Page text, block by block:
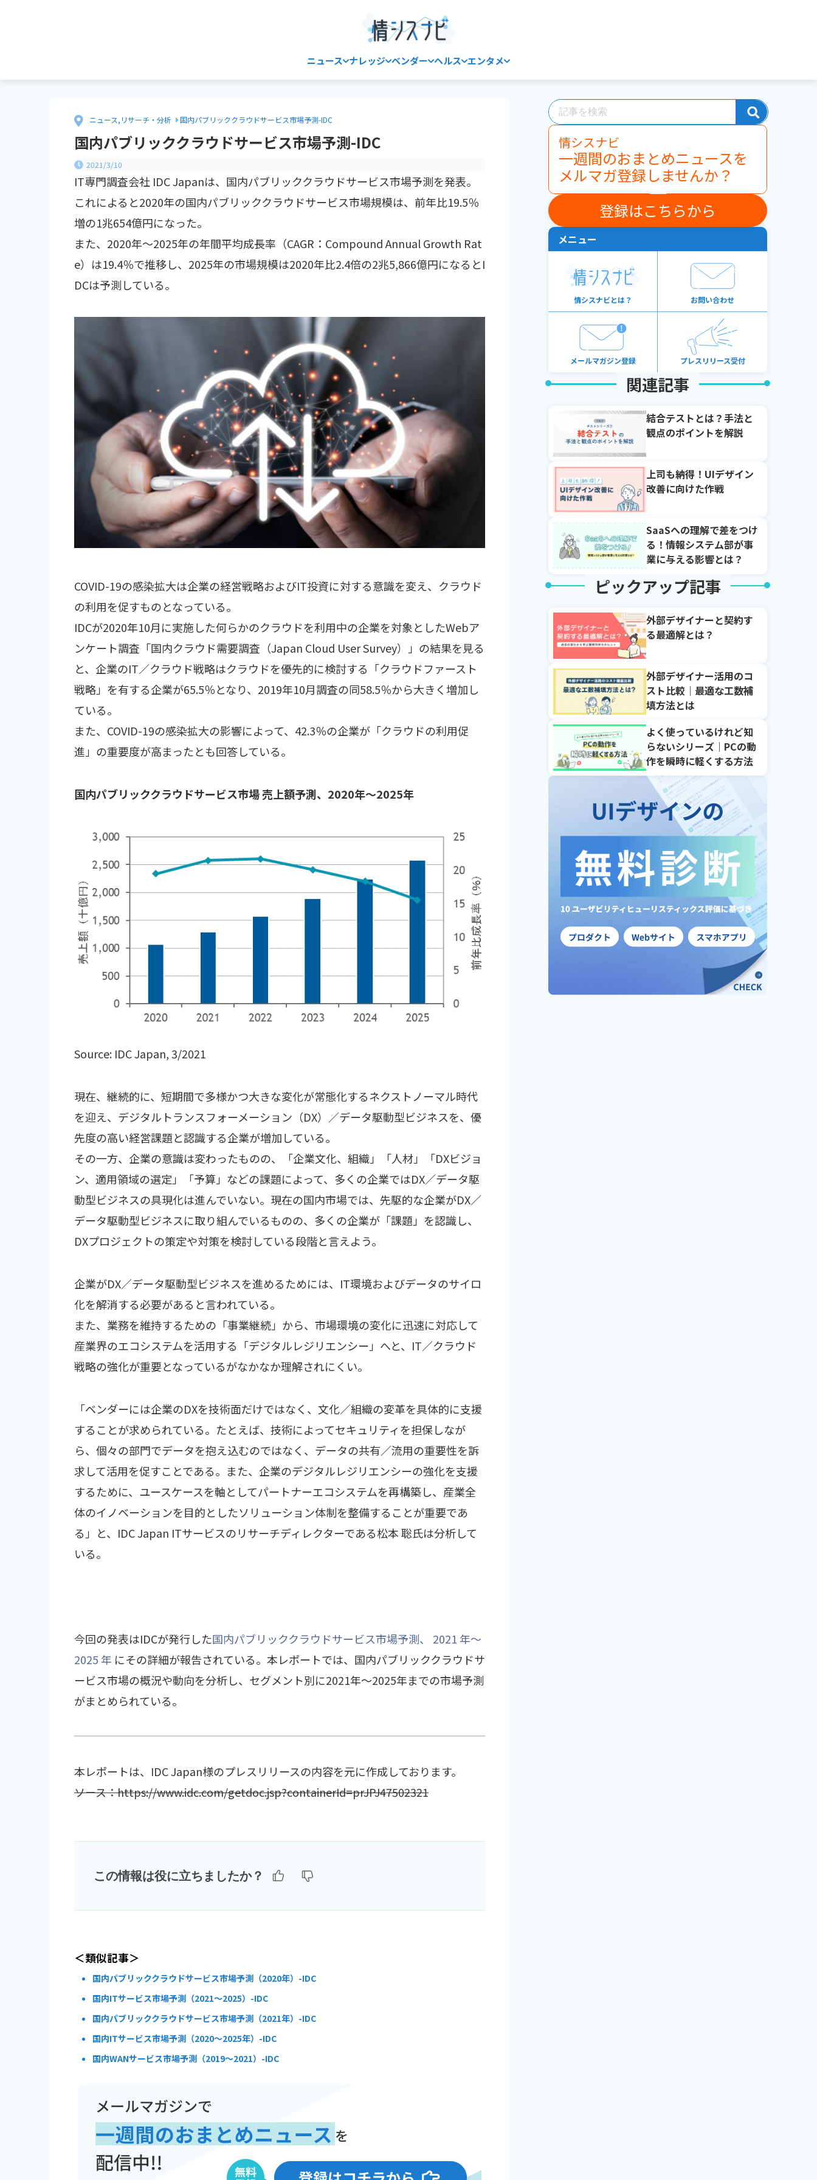
ニュース ナレッジ ベンダー ヘルス エンタメ
ニュース, リサーチ・分析 国内パブリッククラウドサービス市場予測-IDC
国内パブリッククラウドサービス市場予測-IDC
2021/3/10
IT専門調査会社 IDC Japanは、国内パブリッククラウドサービス市場予測を発表。
これによると2020年の国内パブリッククラウドサービス市場規模は、前年比19.5％
増の1兆654億円になった。
また、2020年～2025年の年間平均成長率（CAGR：Compound Annual Growth Rat
e）は19.4％で推移し、2025年の市場規模は2020年比2.4倍の2兆5,866億円になるとI
DCは予測している。
COVID-19の感染拡大は企業の経営戦略およびIT投資に対する意識を変え、クラウド
の利用を促すものとなっている。
IDCが2020年10月に実施した何らかのクラウドを利用中の企業を対象としたWebア
ンケート調査「国内クラウド需要調査（Japan Cloud User Survey）」の結果を見る
と、企業のIT／クラウド戦略はクラウドを優先的に検討する「クラウドファースト
戦略」を有する企業が65.5％となり、2019年10月調査の同58.5％から大きく増加し
ている。
また、COVID-19の感染拡大の影響によって、42.3％の企業が「クラウドの利用促
進」の重要度が高まったとも回答している。
国内パブリッククラウドサービス市場 売上額予測、2020年～2025年
Source: IDC Japan, 3/2021
現在、継続的に、短期間で多様かつ大きな変化が常態化するネクストノーマル時代
を迎え、デジタルトランスフォーメーション（DX）／データ駆動型ビジネスを、優
先度の高い経営課題と認識する企業が増加している。
その一方、企業の意識は変わったものの、「企業文化、組織」「人材」「DXビジョ
ン、適用領域の選定」「予算」などの課題によって、多くの企業ではDX／データ駆
動型ビジネスの具現化は進んでいない。現在の国内市場では、先駆的な企業がDX／
データ駆動型ビジネスに取り組んでいるものの、多くの企業が「課題」を認識し、
DXプロジェクトの策定や対策を検討している段階と言えよう。
企業がDX／データ駆動型ビジネスを進めるためには、IT環境およびデータのサイロ
化を解消する必要があると言われている。
また、業務を維持するための「事業継続」から、市場環境の変化に迅速に対応して
産業界のエコシステムを活用する「デジタルレジリエンシー」へと、IT／クラウド
戦略の強化が重要となっているがなかなか理解されにくい。
「ベンダーには企業のDXを技術面だけではなく、文化／組織の変革を具体的に支援
することが求められている。たとえば、技術によってセキュリティを担保しなが
ら、個々の部門でデータを抱え込むのではなく、データの共有／流用の重要性を訴
求して活用を促すことである。また、企業のデジタルレジリエンシーの強化を支援
するために、ユースケースを軸としてパートナーエコシステムを再構築し、産業全
体のイノベーションを目的としたソリューション体制を整備することが重要であ
る」と、IDC Japan ITサービスのリサーチディレクターである松本 聡氏は分析して
いる。
今回の発表はIDCが発行した国内パブリッククラウドサービス市場予測、 2021 年～
2025 年 にその詳細が報告されている。本レポートでは、国内パブリッククラウドサ
ービス市場の概況や動向を分析し、セグメント別に2021年～2025年までの市場予測
がまとめられている。
本レポートは、IDC Japan様のプレスリリースの内容を元に作成しております。
ソース：https://www.idc.com/getdoc.jsp?containerId=prJPJ47502321
この情報は役に立ちましたか？
＜類似記事＞
国内パブリッククラウドサービス市場予測（2020年）-IDC
国内ITサービス市場予測（2021～2025）-IDC
国内パブリッククラウドサービス市場予測（2021年）-IDC
国内ITサービス市場予測（2020～2025年）-IDC
国内WANサービス市場予測（2019～2021）-IDC
情シスナビ
一週間のおまとめニュースを
メルマガ登録しませんか？
登録はこちらから
メニュー
情シスナビとは？ お問い合わせ
メールマガジン登録 プレスリリース受付
関連記事
結合テストとは？手法と
観点のポイントを解説
上司も納得！UIデザイン
改善に向けた作戦
SaaSへの理解で差をつけ
る！情報システム部が事
業に与える影響とは？
ピックアップ記事
外部デザイナーと契約す
る最適解とは？
外部デザイナー活用のコ
スト比較｜最適な工数補
填方法とは
よく使っているけれど知
らないシリーズ｜PCの動
作を瞬時に軽くする方法